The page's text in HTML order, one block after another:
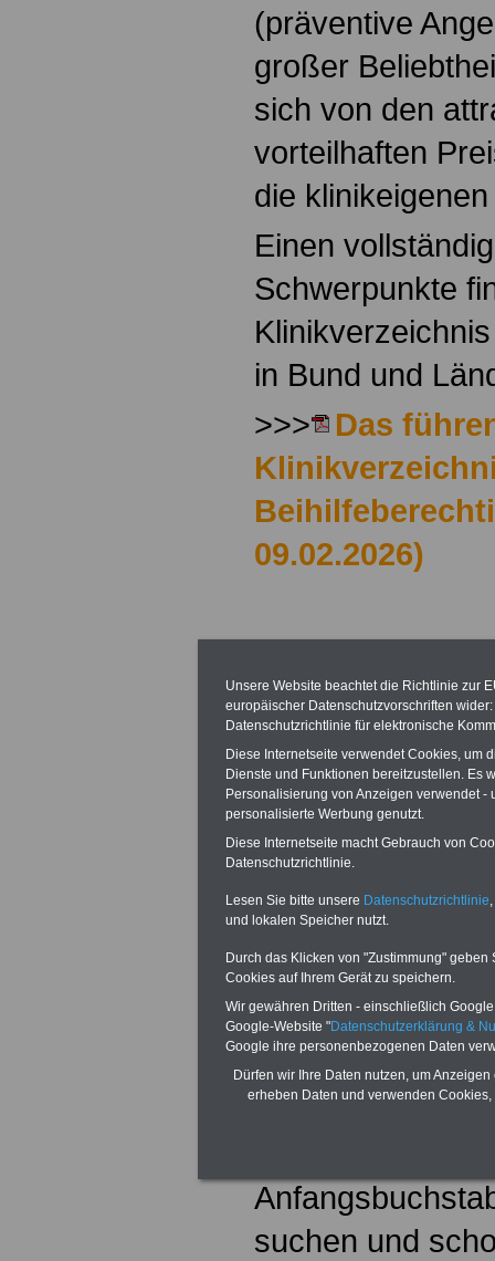
(präventive
großer
sich von den
vorteilhaften
die
Einen
Schwerpunkte
in Bund und
>>>
Das
09.02.2026)
Buch &
möchte sich im
präsentieren?
nur 160,00
(nach Orten
Sämtliche
aufgeführt sind,
suchen und
Unsere Website beachtet die Richtlinie zur
europäischer Datenschutzvorschriften
Datenschutzrichtlinie für elektronische
Diese Internetseite verwendet Cookies, um
Dienste und Funktionen bereitzustellen. Es
Personalisierung von Anzeigen verwendet
personalisierte Werbung genutzt.
Diese Internetseite macht Gebrauch von
Datenschutzrichtlinie.
Lesen Sie bitte unsere Datenschutzrichtlinie
und lokalen Speicher nutzt.
Durch das Klicken von "Zustimmung"
Cookies auf Ihrem Gerät zu speichern.
Wir gewähren Dritten - einschließlich
Google-Website "Datenschutzerklärung &
Google ihre personenbezogenen Daten
Dürfen wir Ihre Daten nutzen, um
erheben Daten und verwenden